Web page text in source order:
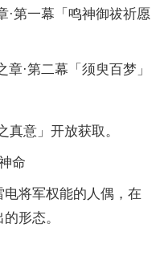
一幕「鸣神御祓祈愿
·第二幕「须臾百梦」
意」开放获取。
命
军权能的人偶，在
形态。